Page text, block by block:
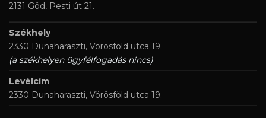
2131 Göd, Pesti út 21.
Székhely
2330 Dunaharaszti, Vörösföld utca 19.
(a székhelyen ügyfélfogadás nincs)
Levélcím
2330 Dunaharaszti, Vörösföld utca 19.